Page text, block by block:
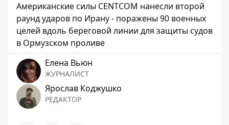
Американские силы CENTCOM нанесли второй
раунд ударов по Ирану - поражены 90 военных
целей вдоль береговой линии для защиты судов
в Ормузском проливе
Елена Вьюн
ЖУРНАЛИСТ
Ярослав Коджушко
РЕДАКТОР